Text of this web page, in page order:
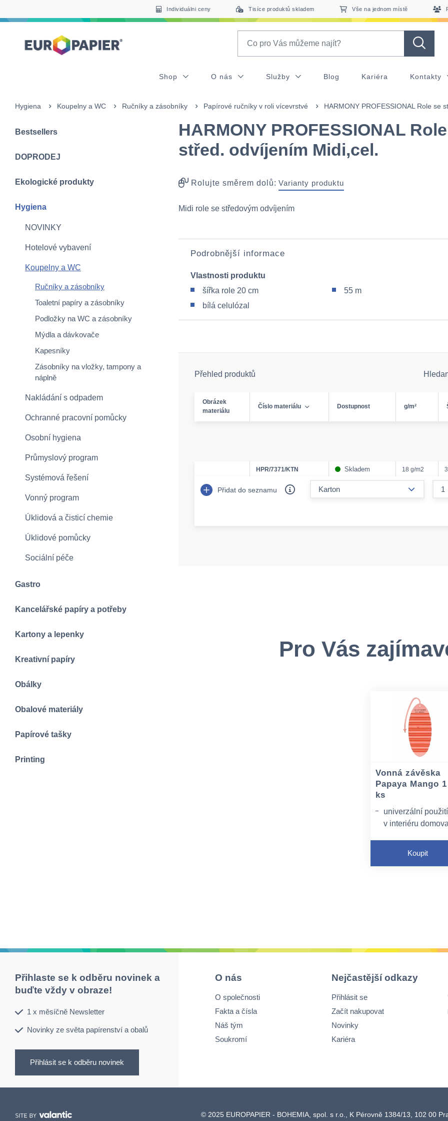
Individuálni ceny Tisíce produktů skladem Vše na jednom místě
Shop O nás Služby Blog Kariéra Kontakty
Hygiena Koupelny a WC Ručníky a zásobníky Papírové ručníky v roli vícevrstvé HARMONY PROFESSIONAL Role se
Bestsellers
DOPRODEJ
Ekologické produkty
Hygiena
NOVINKY
Hotelové vybavení
Koupelny a WC
Ručníky a zásobníky
Toaletní papíry a zásobníky
Podložky na WC a zásobníky
Mýdla a dávkovače
Kapesníky
Zásobníky na vložky, tampony a
náplně
Nakládání s odpadem
Ochranné pracovní pomůcky
Osobní hygiena
Průmyslový program
Systémová řešení
Vonný program
Úklidová a čisticí chemie
Úklidové pomůcky
Sociální péče
Gastro
Kancelářské papíry a potřeby
Kartony a lepenky
Kreativní papíry
Obálky
Obalové materiály
Papírové tašky
Printing
HARMONY PROFESSIONAL
střed. odvíjením Midi,cel.
Rolujte směrem dolů: Varianty produktu
Midi role se středovým odvíjením
Podrobnější informace
Vlastnosti produktu
šířka role 20 cm
bílá celulózal
55 m
Přehled produktů
Obrázek
materiálu
Číslo materiálu Dostupnost g/m²
HPR/7371/KTN Skladem 18 g/m2
Přidat do seznamu
Pro Vás
Vonná závěska
Papaya Mango 1
ks
univerzální
v interiéru
v automobilech, k
lze využít
neaktivuje se
Koupit
Přihlaste se k odběru novinek a
buďte vždy v obraze!
1 x měsíčně Newsletter
Novinky ze světa papírenství a obalů
Přihlásit se k odběru novinek
O nás
O společnosti
Fakta a čísla
Náš tým
Soukromí
Nejčastější odkazy
Přihlásit se
Začít nakupovat
Novinky
Kariéra
© 2025 EUROPAPIER - BOHEMIA, spol. s r.o., K Pérovně 1384/13, 102 00